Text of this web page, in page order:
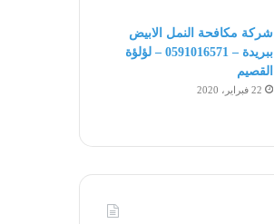
شركة مكافحة النمل الابيض
ببريدة – 0591016571 – لؤلؤة
القصيم
22 فبراير، 2020